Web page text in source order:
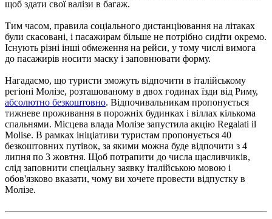
щоб здати свої валізи в багаж.
Тим часом, правила соціального дистанціювання на літаках
були скасовані, і пасажирам більше не потрібно сидіти окремо.
Існують різні інші обмеження на рейси, у тому числі вимога
до пасажирів носити маску і заповнювати форму.
Нагадаємо, що туристи зможуть відпочити в італійському
регіоні Молізе, розташованому в двох годинах їзди від Риму,
абсолютно безкоштовно. Відпочивальникам пропонується
тижневе проживання в порожніх будинках і віллах кількома
спальнями. Місцева влада Молізе запустила акцію Regalati il ​​
Molise. В рамках ініціативи туристам пропонується 40
безкоштовних путівок, за якими можна буде відпочити з 4
липня по 3 жовтня. Щоб потрапити до числа щасливчиків,
слід заповнити спеціальну заявку італійською мовою і
обов'язково вказати, чому ви хочете провести відпустку в
Молізе.